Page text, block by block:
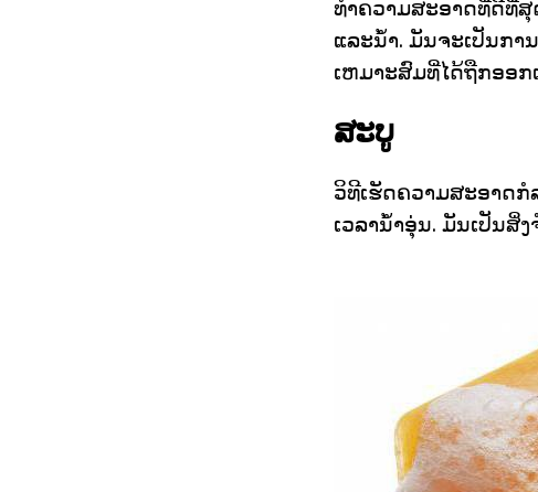
ທໍາຄວາມສະອາດທີ່ດີທີ່
ແລະນ້ໍາ. ມັນຈະເປັນກ
ເຫມາະສົມທີ່ໄດ້ຖືກອອ
ສະບູ
ວິທີເຮັດຄວາມສະອາດກໍ
ເວລານ້ໍາອຸ່ນ. ມັນເປັນສິ່